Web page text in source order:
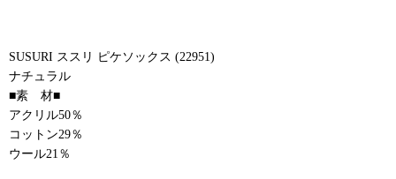
SUSURI ススリ ピケソックス (22951)
ナチュラル
■素 材■
アクリル50％
コットン29％
ウール21％